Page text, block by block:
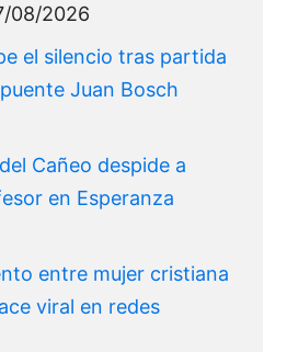
08/2026
el silencio tras partida
Juan Bosch
Cañeo despide a
en Esperanza
entre mujer cristiana
viral en redes